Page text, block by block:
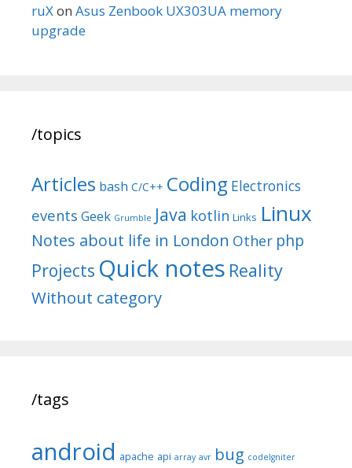
ruXon Asus Zenbook UX303UA memory
upgrade
/topics
Articles bash C/C++ Coding Electronics
events Geek Grumble Java kotlin Links Linux
Notes about life in London Other php
Projects Quick notes Reality
Without category
/tags
android apache api array avr bug codeIgniter